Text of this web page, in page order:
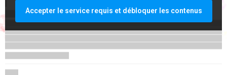
Accepter le service requis et débloquer les contenus